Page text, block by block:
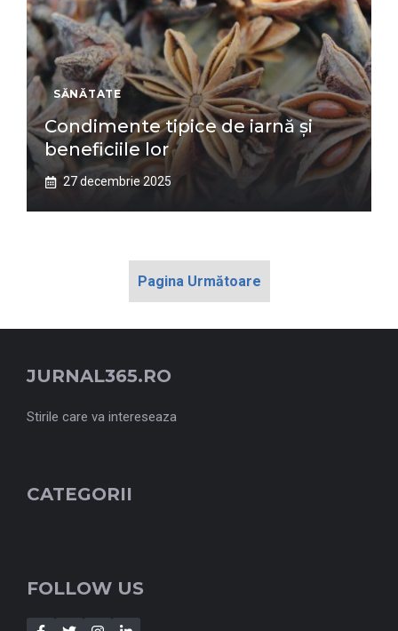
SĂNĂTATE
Condimente tipice de iarnă și
beneficiile lor
27 decembrie 2025
Pagina Următoare
JURNAL365.RO
Stirile care va intereseaza
CATEGORII
FOLLOW US